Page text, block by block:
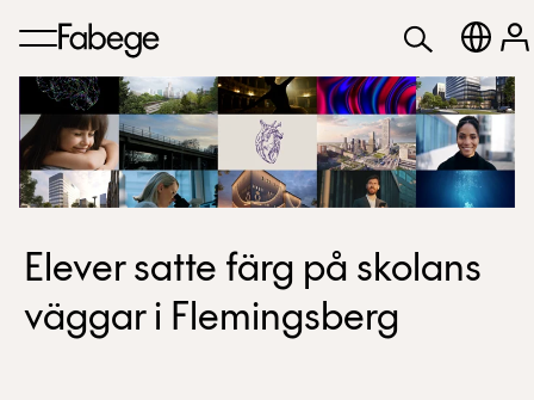
Elever satte färg på skolans
väggar i Flemingsberg